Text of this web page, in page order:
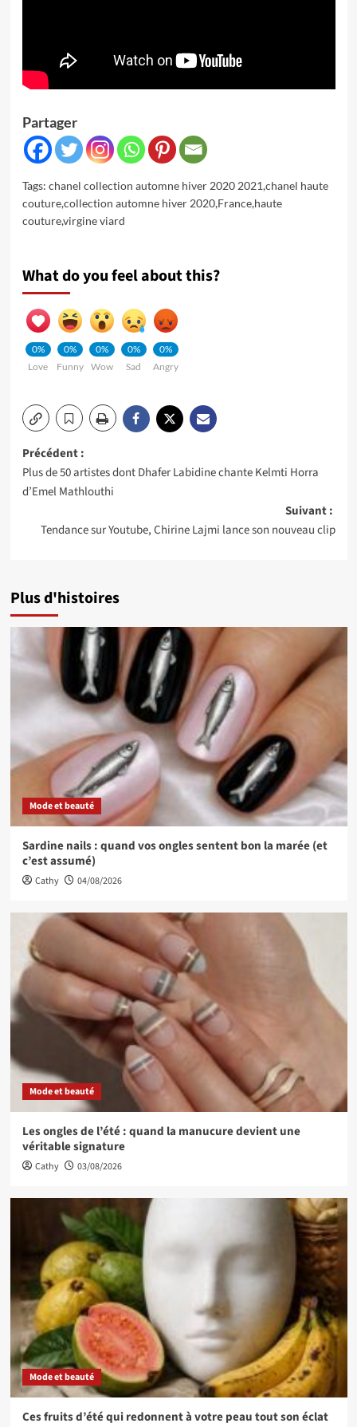
Partager
Tags: chanel collection automne hiver 2020 2021,chanel haute
couture,collection automne hiver 2020,France,haute
couture,virgine viard
What do you feel about this?
0%
Love
0%
Funny
0%
Wow
0%
Sad
0%
Angry
Navigation
d’article
Précédent :
Plus de 50 artistes dont Dhafer Labidine chante Kelmti Horra
d’Emel Mathlouthi
Suivant :
Tendance sur Youtube, Chirine Lajmi lance son nouveau clip
Plus d'histoires
Mode et beauté
Sardine nails : quand vos ongles sentent bon la marée (et
c’est assumé)
Cathy 04/08/2026
Mode et beauté
Les ongles de l’été : quand la manucure devient une
véritable signature
Cathy 03/08/2026
Mode et beauté
Ces fruits d’été qui redonnent à votre peau tout son éclat